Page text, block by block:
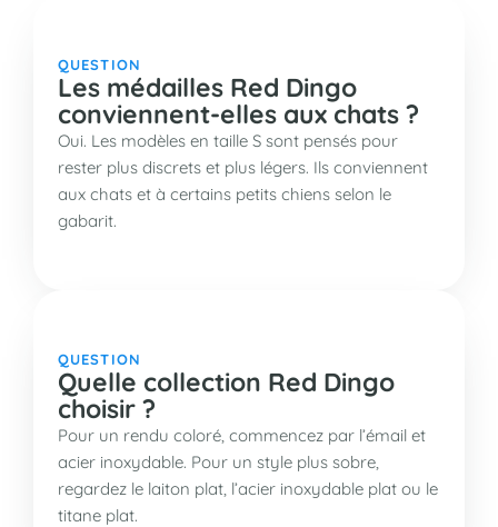
QUESTION
Les médailles Red Dingo
conviennent-elles aux chats ?
Oui. Les modèles en taille S sont pensés pour
rester plus discrets et plus légers. Ils conviennent
aux chats et à certains petits chiens selon le
gabarit.
QUESTION
Quelle collection Red Dingo
choisir ?
Pour un rendu coloré, commencez par l’émail et
acier inoxydable. Pour un style plus sobre,
regardez le laiton plat, l’acier inoxydable plat ou le
titane plat.